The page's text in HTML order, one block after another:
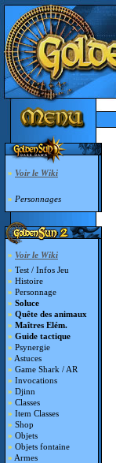
» Voir le Wiki
» Personnages
» Voir le Wiki
» Test / Infos Jeu
» Histoire
» Personnage
» Soluce
» Quête des animaux
» Maîtres Elém.
» Guide tactique
» Psynergie
» Astuces
» Game Shark / AR
» Invocations
» Djinn
» Classes
» Item Classes
» Shop
» Objets
» Objets fontaine
» Armes